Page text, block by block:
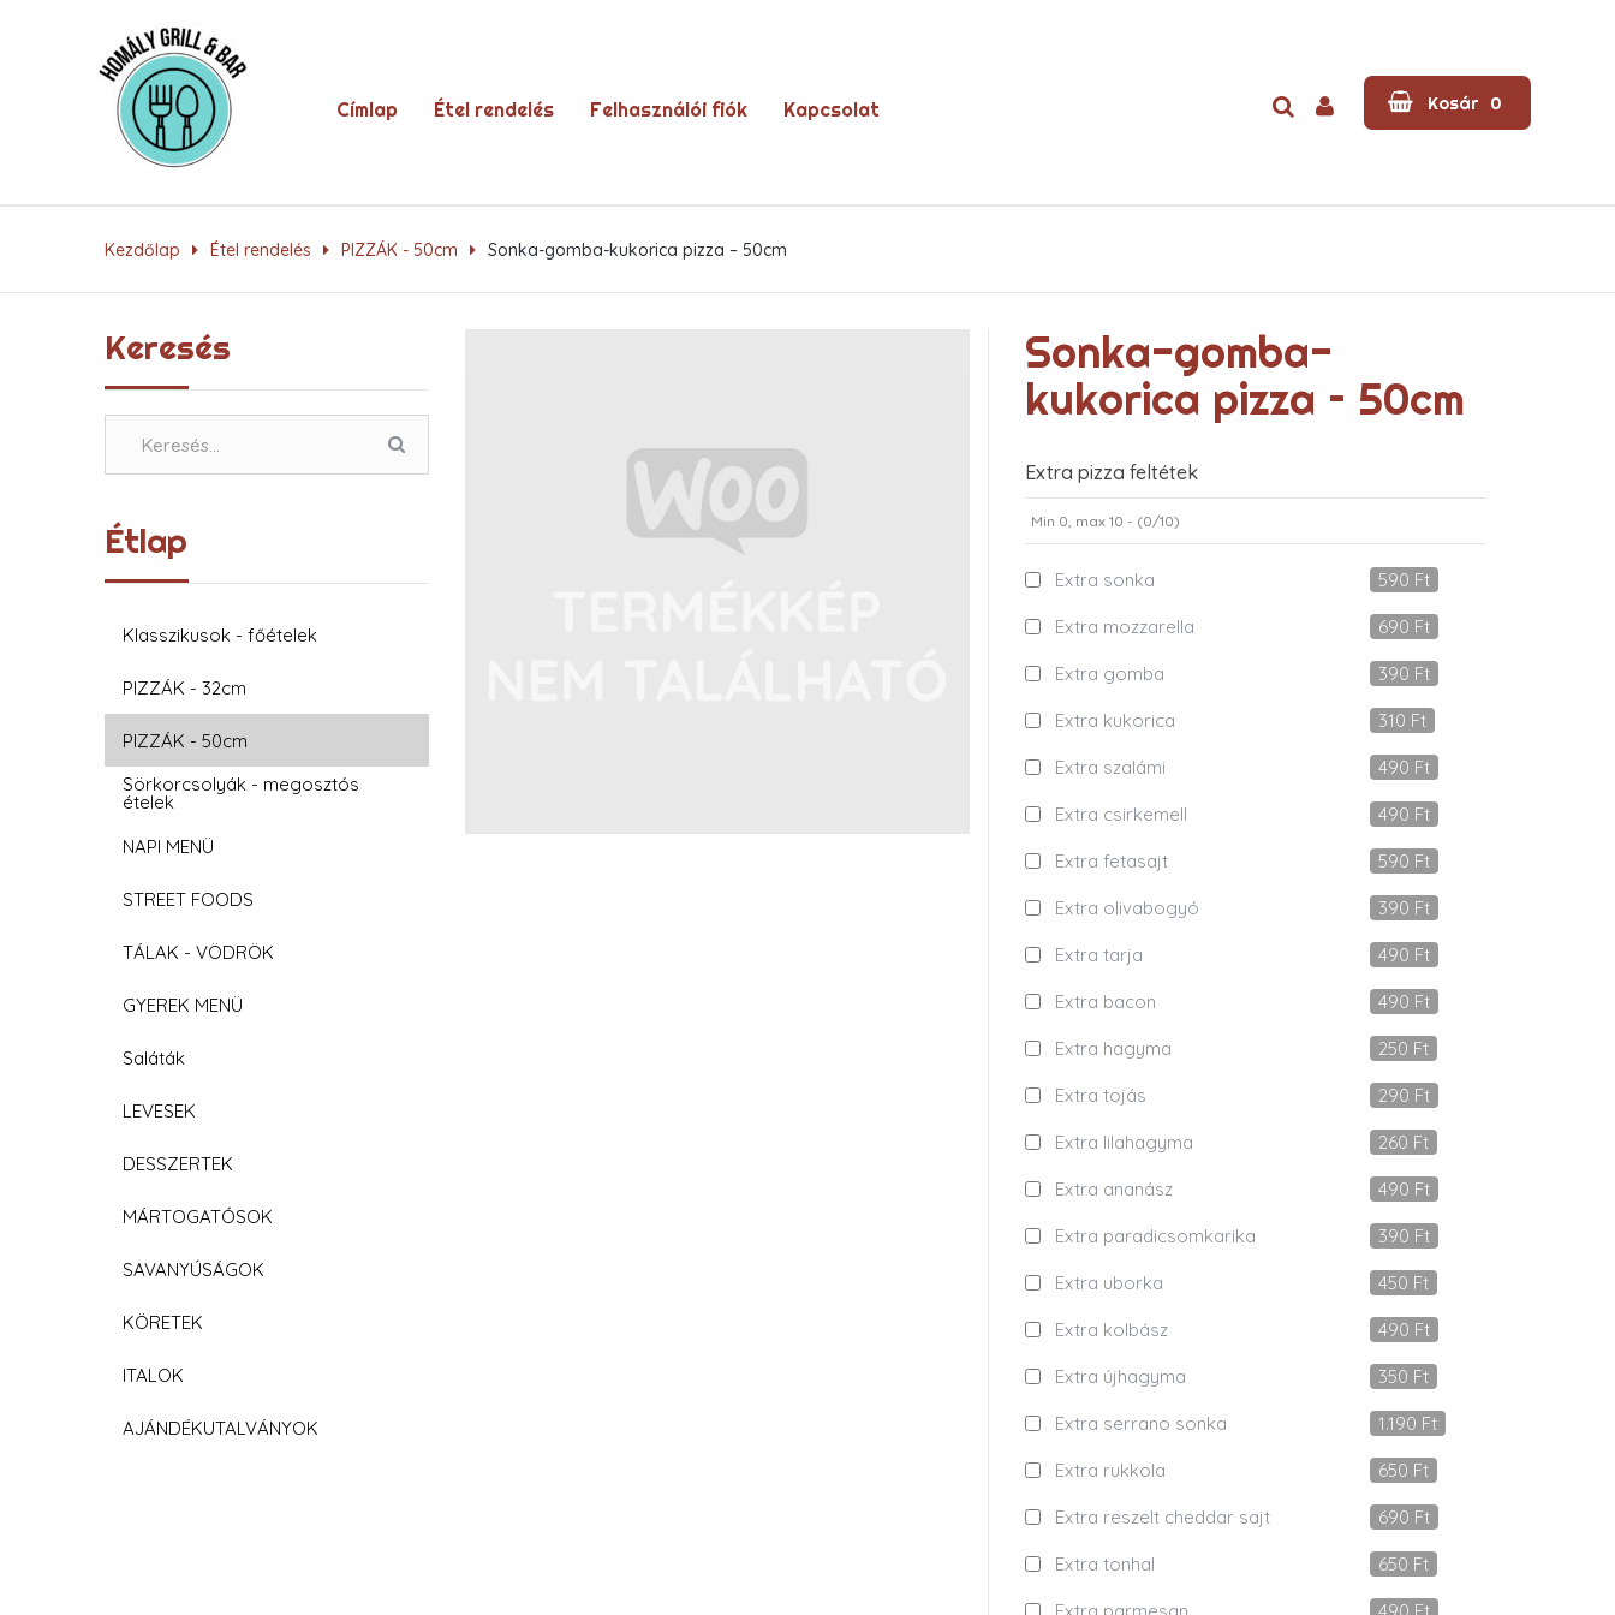
Címlap Étel rendelés Felhasználói fiók Kapcsolat Kosár 0
Kezdőlap Étel rendelés PIZZÁK - 50cm Sonka-gomba-kukorica pizza – 50cm
Keresés
Étlap
Klasszikusok - főételek
PIZZÁK - 32cm
PIZZÁK - 50cm
Sörkorcsolyák - megosztós
ételek
NAPI MENÜ
STREET FOODS
TÁLAK - VÖDRÖK
GYEREK MENÜ
Saláták
LEVESEK
DESSZERTEK
MÁRTOGATÓSOK
SAVANYÚSÁGOK
KÖRETEK
ITALOK
AJÁNDÉKUTALVÁNYOK
Sonka-gomba-
kukorica pizza – 50cm
Extra pizza feltétek
Min 0, max 10 - (0/10)
Extra sonka 590 Ft
Extra mozzarella 690 Ft
Extra gomba 390 Ft
Extra kukorica 310 Ft
Extra szalámi 490 Ft
Extra csirkemell 490 Ft
Extra fetasajt 590 Ft
Extra olivabogyó 390 Ft
Extra tarja 490 Ft
Extra bacon 490 Ft
Extra hagyma 250 Ft
Extra tojás 290 Ft
Extra lilahagyma 260 Ft
Extra ananász 490 Ft
Extra paradicsomkarika 390 Ft
Extra uborka 450 Ft
Extra kolbász 490 Ft
Extra újhagyma 350 Ft
Extra serrano sonka 1.190 Ft
Extra rukkola 650 Ft
Extra reszelt cheddar sajt 690 Ft
Extra tonhal 650 Ft